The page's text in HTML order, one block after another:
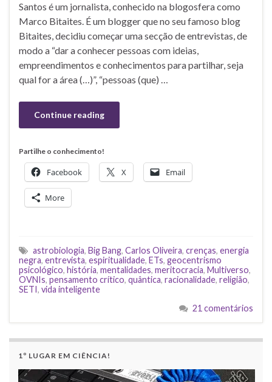
Santos é um jornalista, conhecido na blogosfera como
Marco Bitaites. É um blogger que no seu famoso blog
Bitaites, decidiu começar uma secção de entrevistas, de
modo a “dar a conhecer pessoas com ideias,
empreendimentos e conhecimentos para partilhar, seja
qual for a área (…)”, “pessoas (que) …
Continue reading
Partilhe o conhecimento!
Facebook X Email
More
astrobiologia, Big Bang, Carlos Oliveira, crenças, energia
negra, entrevista, espiritualidade, ETs, geocentrismo
psicológico, história, mentalidades, meritocracia, Multiverso,
OVNIs, pensamento crítico, quântica, racionalidade, religião,
SETI, vida inteligente
21 comentários
1º LUGAR EM CIÊNCIA!